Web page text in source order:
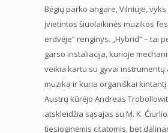
Bėgių parko angare, Vilniuje,
įvietintos šiuolaikinės muzikos
erdvėje“ renginys. „Hybrid“ – tai
garso instaliacija, kurioje
veikia kartu su gyvai instrumentų
muzika ir kuria organiškai
Austrų kūrėjo Andreas
atskleidžia sąsajas su M. K.
tiesioginėmis citatomis, bet